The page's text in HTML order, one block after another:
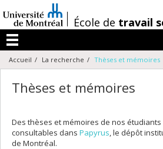
au
contenu
/École de travail
Menu
Accueil La recherche Thèses et mémoires
Thèses et mémoires
Des thèses et mémoires de nos
consultables dans Papyrus, le dépôt
de Montréal.